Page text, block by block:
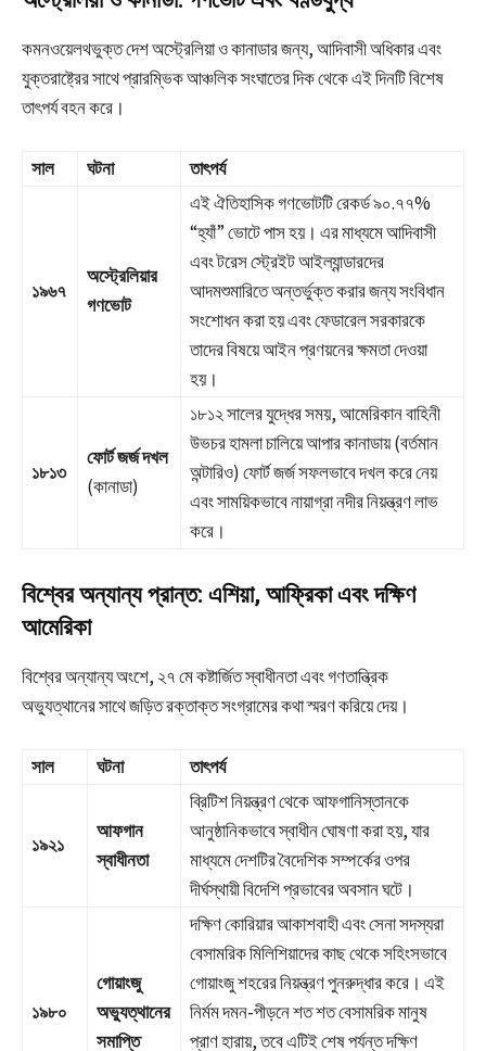
কমনওয়েলথভুক্ত দেশ অস্ট্রেলিয়া ও কানাডার জন্য, আদিবাসী অধিকার এবং
যুক্তরাষ্ট্রের সাথে প্রারম্ভিক আঞ্চলিক সংঘাতের দিক থেকে এই দিনটি বিশেষ
তাৎপর্য বহন করে।
সাল ঘটনা তাৎপর্য
১৯৬৭
অস্ট্রেলিয়ার
গণভোট
এই ঐতিহাসিক গণভোটটি রেকর্ড ৯০.৭৭%
“হ্যাঁ” ভোটে পাস হয়। এর মাধ্যমে আদিবাসী
এবং টরেস স্ট্রেইট আইল্যান্ডারদের
আদমশুমারিতে অন্তর্ভুক্ত করার জন্য সংবিধান
সংশোধন করা হয় এবং ফেডারেল সরকারকে
তাদের বিষয়ে আইন প্রণয়নের ক্ষমতা দেওয়া
হয়।
১৮১৩
ফোর্ট জর্জ দখল
(কানাডা)
১৮১২ সালের যুদ্ধের সময়, আমেরিকান বাহিনী
উভচর হামলা চালিয়ে আপার কানাডায় (বর্তমান
অন্টারিও) ফোর্ট জর্জ সফলভাবে দখল করে নেয়
এবং সাময়িকভাবে নায়াগ্রা নদীর নিয়ন্ত্রণ লাভ
করে।
বিশ্বের অন্যান্য প্রান্ত: এশিয়া, আফ্রিকা এবং দক্ষিণ
আমেরিকা
বিশ্বের অন্যান্য অংশে, ২৭ মে কষ্টার্জিত স্বাধীনতা এবং গণতান্ত্রিক
অভ্যুত্থানের সাথে জড়িত রক্তাক্ত সংগ্রামের কথা স্মরণ করিয়ে দেয়।
সাল ঘটনা তাৎপর্য
১৯২১
আফগান
স্বাধীনতা
ব্রিটিশ নিয়ন্ত্রণ থেকে আফগানিস্তানকে
আনুষ্ঠানিকভাবে স্বাধীন ঘোষণা করা হয়, যার
মাধ্যমে দেশটির বৈদেশিক সম্পর্কের ওপর
দীর্ঘস্থায়ী বিদেশি প্রভাবের অবসান ঘটে।
১৯৮০
গোয়াংজু
অভ্যুত্থানের
সমাপ্তি
দক্ষিণ কোরিয়ার আকাশবাহী এবং সেনা সদস্যরা
বেসামরিক মিলিশিয়াদের কাছ থেকে সহিংসভাবে
গোয়াংজু শহরের নিয়ন্ত্রণ পুনরুদ্ধার করে। এই
নির্মম দমন-পীড়নে শত শত বেসামরিক মানুষ
প্রাণ হারায়, তবে এটিই শেষ পর্যন্ত দক্ষিণ